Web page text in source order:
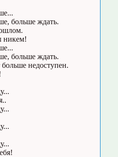
больше ждать.
никем!
больше ждать.
недоступен.